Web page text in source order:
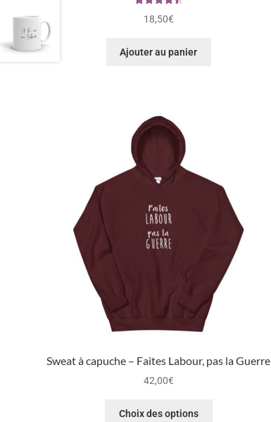
sur 5
18,50€
Ajouter au panier
Sweat à capuche – Faites Labour, pas la Guerre
42,00€
Choix des options